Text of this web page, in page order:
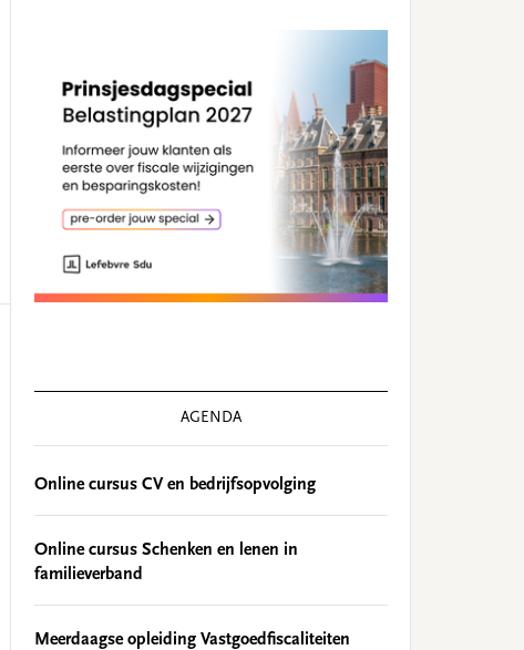
AGENDA
Online cursus CV en bedrijfsopvolging
Online cursus Schenken en lenen in
familieverband
Meerdaagse opleiding Vastgoedfiscaliteiten